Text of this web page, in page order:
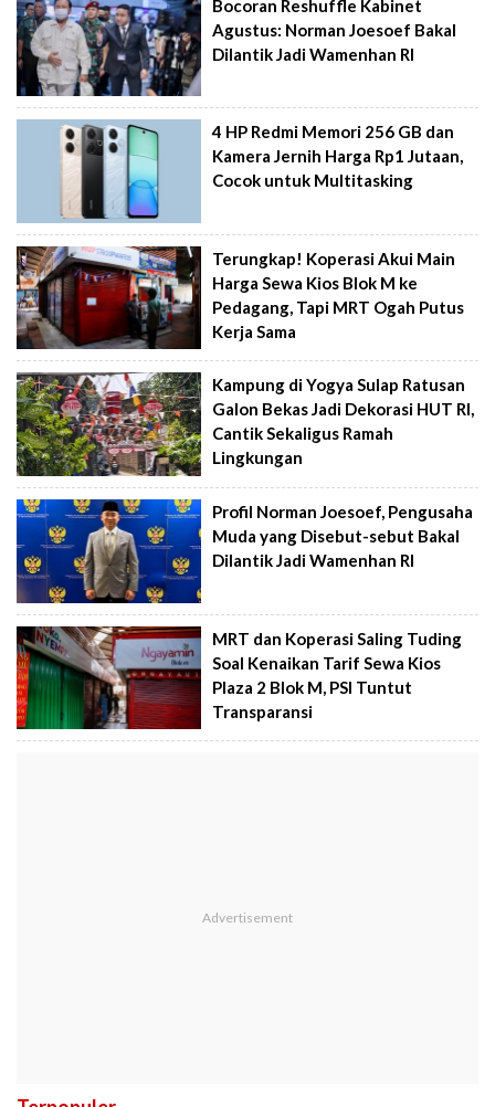
Bocoran Reshuffle Kabinet
Agustus: Norman Joesoef Bakal
Dilantik Jadi Wamenhan RI
4 HP Redmi Memori 256 GB dan
Kamera Jernih Harga Rp1 Jutaan,
Cocok untuk Multitasking
Terungkap! Koperasi Akui Main
Harga Sewa Kios Blok M ke
Pedagang, Tapi MRT Ogah Putus
Kerja Sama
Kampung di Yogya Sulap Ratusan
Galon Bekas Jadi Dekorasi HUT RI,
Cantik Sekaligus Ramah
Lingkungan
Profil Norman Joesoef, Pengusaha
Muda yang Disebut-sebut Bakal
Dilantik Jadi Wamenhan RI
MRT dan Koperasi Saling Tuding
Soal Kenaikan Tarif Sewa Kios
Plaza 2 Blok M, PSI Tuntut
Transparansi